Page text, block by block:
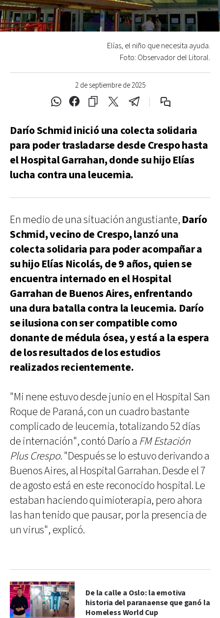
2 de septiembre de 2025
Elías, el niño que necesita ayuda.
Foto: Observador del Litoral.
Darío Schmid inició una colecta solidaria
para poder trasladarse desde Crespo hasta
el Hospital Garrahan, donde su hijo Elías
lucha contra una leucemia.
En medio de una situación angustiante, Darío
Schmid, vecino de Crespo, lanzó una
colecta solidaria para poder acompañar a
su hijo Elías Nicolás, de 9 años, quien se
encuentra internado en el Hospital
Garrahan de Buenos Aires, enfrentando
una dura batalla contra la leucemia. Darío
se ilusiona con ser compatible como
donante de médula ósea, y está a la espera
de los resultados de los estudios
realizados recientemente.
"Mi nene estuvo desde junio en el Hospital San
Roque de Paraná, con un cuadro bastante
complicado de leucemia, totalizando 52 días
de internación", contó Darío a FM Estación
Plus Crespo. "Después se lo estuvo derivando a
Buenos Aires, al Hospital Garrahan. Desde el 7
de agosto está en este reconocido hospital. Le
estaban haciendo quimioterapia, pero ahora
las han tenido que pausar, por la presencia de
un virus", explicó.
De la calle a Oslo: la emotiva
historia del paranaense que ganó la
Homeless World Cup